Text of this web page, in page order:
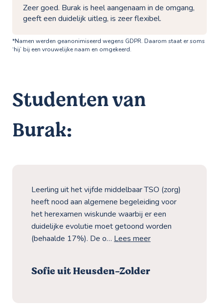
Zeer goed. Burak is heel aangenaam in de omgang,
geeft een duidelijk uitleg, is zeer flexibel.
*Namen werden geanonimiseerd wegens GDPR. Daarom staat er soms
‘hij’ bij een vrouwelijke naam en omgekeerd.
Studenten van
Burak:
Leerling uit het vijfde middelbaar TSO (zorg)
heeft nood aan algemene begeleiding voor
het herexamen wiskunde waarbij er een
duidelijke evolutie moet getoond worden
(behaalde 17%). De o… Lees meer
Sofie uit Heusden-Zolder